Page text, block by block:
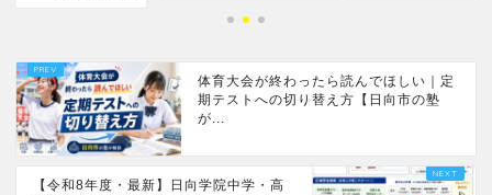
体育大会が終わったら読んでほしい｜定
期テストへの切り替え方【日向市の塾
が...
【令和8年度・最新】日向学院中学・高